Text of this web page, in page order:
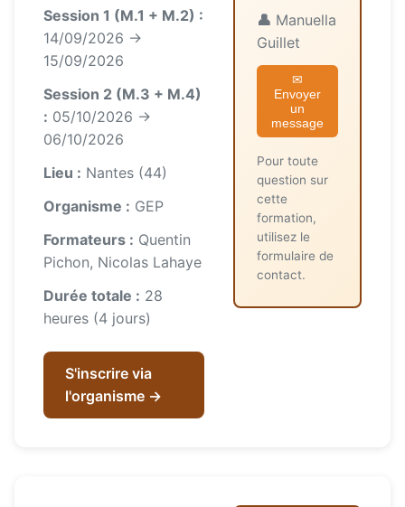
Session 1 (M.1 + M.2) :
14/09/2026 →
15/09/2026
Session 2 (M.3 + M.4)
: 05/10/2026 →
06/10/2026
Lieu : Nantes (44)
Organisme : GEP
Formateurs : Quentin
Pichon, Nicolas Lahaye
Durée totale : 28
heures (4 jours)
S'inscrire via
l'organisme →
👤 Manuella
Guillet
✉
Envoyer
un
message
Pour toute
question sur
cette
formation,
utilisez le
formulaire de
contact.